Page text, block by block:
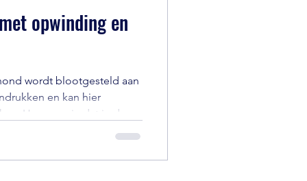
opwinding en
wordt blootgesteld aan
en kan hier
Hoe zorg je dat je de
jou krijgt en houdt?